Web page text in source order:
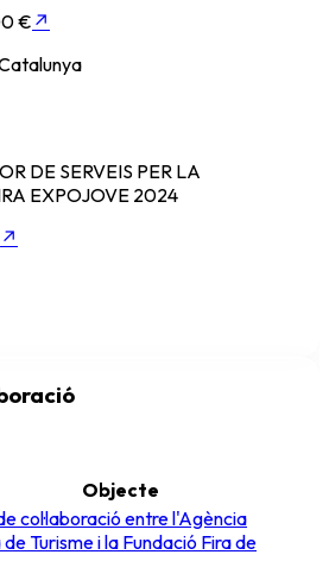
€ ↗
DE SERVEIS PER LA
EXPOJOVE 2024
↗
Objecte
col·laboració entre l'Agència
Turisme i la Fundació Fira de